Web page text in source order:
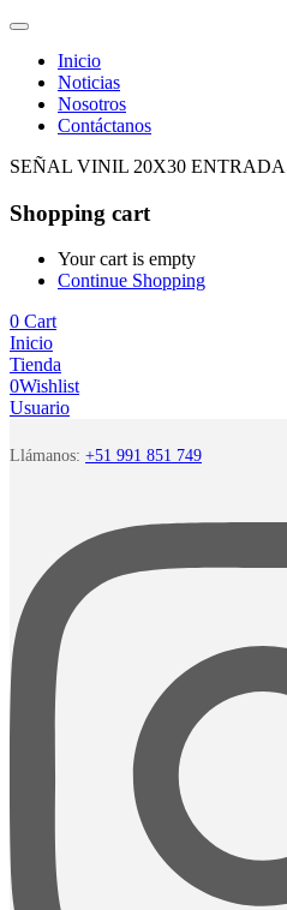
Inicio
Noticias
Nosotros
Contáctanos
SEÑAL VINIL 20X30
Shopping cart
Your cart is empty
Continue Shopping
0 Cart
Inicio
Tienda
0Wishlist
Usuario
Llámanos: +51 991 851 749